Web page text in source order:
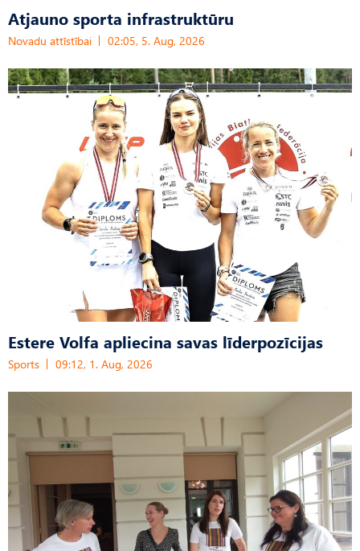
Atjauno sporta infrastruktūru
Novadu attīstībai 02:05, 5. Aug, 2026
Estere Volfa apliecina savas līderpozīcijas
Sports 09:12, 1. Aug, 2026